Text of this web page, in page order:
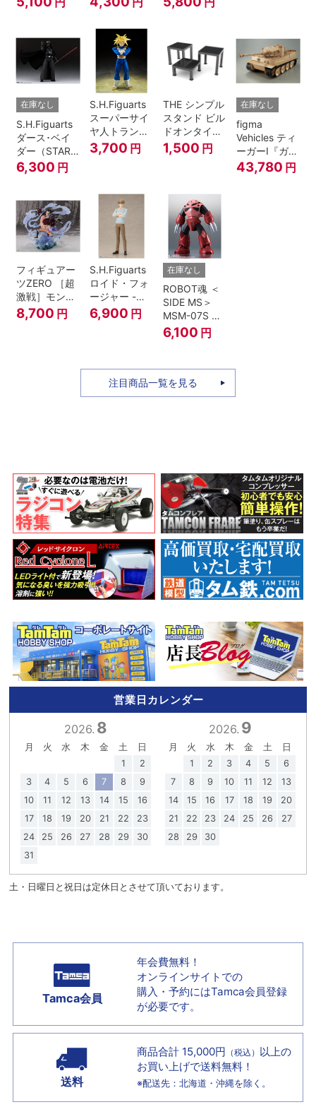
A.N.I.M.E.
マジシャン・
在庫なし
S.H.Figuarts
ダース･ベイ
ダー（STAR
WARS: Return
of the Jedi）
6,300 円
S.H.Figuarts
スーパーサイ
ヤ人トランク
ス-その身に秘
めしスーパー
Z』
3,700 円
THE シンプル
スタンド ビル
ドオンタイプ
(ブラック)
1,500 円
在庫なし
figma
Vehicles ティ
ーガーI『ガー
ルズ&パンツ
ァー』
43,780 円
フィギュアー
ツZERO ［超
激戦］モンキ
ー・D・ルフ
ィ -ギア4 三
8,700 円
S.H.Figuarts
ロイド・フォ
ージャー -フ
ォージャー家
のちち-
『SPY×FAMILY』
6,900 円
在庫なし
ROBOT魂 ＜
SIDE MS＞
MSM-07S シ
ャア専用ズゴ
ック ver.
6,100 円
注目商品一覧を見る
営業日カレンダー
2026. 8
月 火 水 木 金 土
日
1
2
3
4 5 6 7 8
9
10
11 12 13 14 15
16
17
18 19 20 21 22
23
24
25 26 27 28 29
30
31
2026. 9
月 火 水 木 金 土
日
1
2 3 4 5
6
7
8 9 10 11 12
13
14
15 16 17 18 19
20
21
22 23 24 25 26
27
28
29 30
土・日曜日と祝日は定休日とさせて頂いております。
Tamca会員
年会費無料！
オンラインサイトでの
購入・予約にはTamca会員登録
が必要です。
送料
商品合計 15,000円 （税込） 以上の
お買い上げで送料無料！
※配送先：北海道・沖縄を除く。